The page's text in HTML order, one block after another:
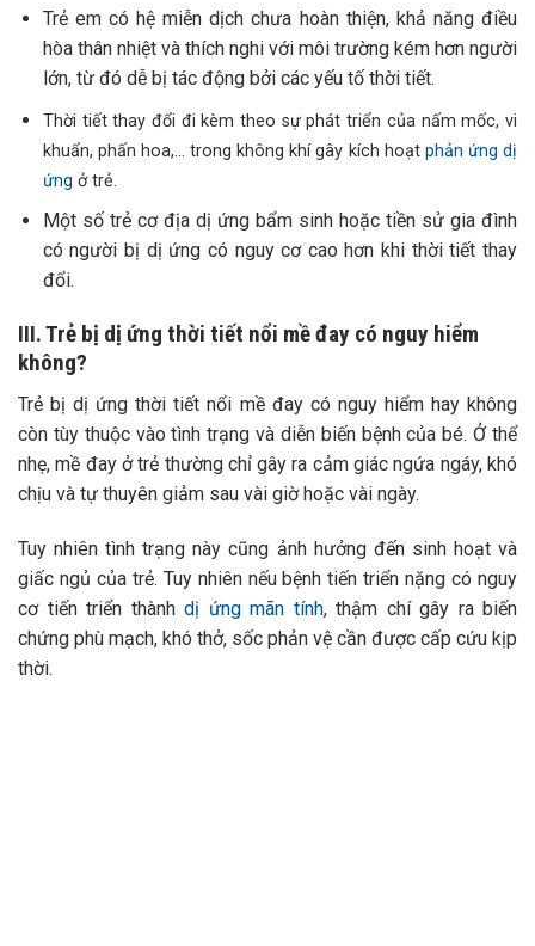
Trẻ em có hệ miễn dịch chưa hoàn thiện, khả năng điều
hòa thân nhiệt và thích nghi với môi trường kém hơn người
lớn, từ đó dễ bị tác động bởi các yếu tố thời tiết.
Thời tiết thay đổi đi kèm theo sự phát triển của nấm mốc, vi
khuẩn, phấn hoa,… trong không khí gây kích hoạt phản ứng dị
ứng ở trẻ.
Một số trẻ cơ địa dị ứng bẩm sinh hoặc tiền sử gia đình
có người bị dị ứng có nguy cơ cao hơn khi thời tiết thay
đổi.
III. Trẻ bị dị ứng thời tiết nổi mề đay có nguy hiểm
không?
Trẻ bị dị ứng thời tiết nổi mề đay có nguy hiểm hay không
còn tùy thuộc vào tình trạng và diễn biến bệnh của bé. Ở thể
nhẹ, mề đay ở trẻ thường chỉ gây ra cảm giác ngứa ngáy, khó
chịu và tự thuyên giảm sau vài giờ hoặc vài ngày.
Tuy nhiên tình trạng này cũng ảnh hưởng đến sinh hoạt và
giấc ngủ của trẻ. Tuy nhiên nếu bệnh tiến triển nặng có nguy
cơ tiến triển thành dị ứng mãn tính, thậm chí gây ra biến
chứng phù mạch, khó thở, sốc phản vệ cần được cấp cứu kịp
thời.